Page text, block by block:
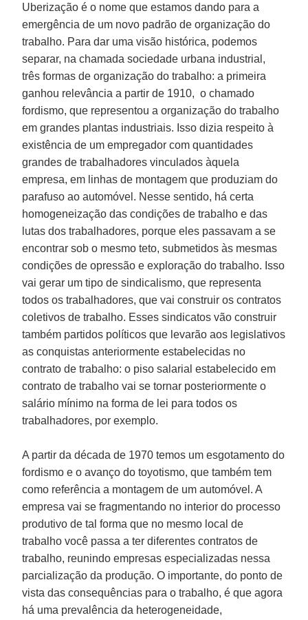
Uberização é o nome que estamos dando para a
emergência de um novo padrão de organização do
trabalho. Para dar uma visão histórica, podemos
separar, na chamada sociedade urbana industrial,
três formas de organização do trabalho: a primeira
ganhou relevância a partir de 1910, o chamado
fordismo, que representou a organização do trabalho
em grandes plantas industriais. Isso dizia respeito à
existência de um empregador com quantidades
grandes de trabalhadores vinculados àquela
empresa, em linhas de montagem que produziam do
parafuso ao automóvel. Nesse sentido, há certa
homogeneização das condições de trabalho e das
lutas dos trabalhadores, porque eles passavam a se
encontrar sob o mesmo teto, submetidos às mesmas
condições de opressão e exploração do trabalho. Isso
vai gerar um tipo de sindicalismo, que representa
todos os trabalhadores, que vai construir os contratos
coletivos de trabalho. Esses sindicatos vão construir
também partidos políticos que levarão aos legislativos
as conquistas anteriormente estabelecidas no
contrato de trabalho: o piso salarial estabelecido em
contrato de trabalho vai se tornar posteriormente o
salário mínimo na forma de lei para todos os
trabalhadores, por exemplo.
A partir da década de 1970 temos um esgotamento do
fordismo e o avanço do toyotismo, que também tem
como referência a montagem de um automóvel. A
empresa vai se fragmentando no interior do processo
produtivo de tal forma que no mesmo local de
trabalho você passa a ter diferentes contratos de
trabalho, reunindo empresas especializadas nessa
parcialização da produção. O importante, do ponto de
vista das consequências para o trabalho, é que agora
há uma prevalência da heterogeneidade,